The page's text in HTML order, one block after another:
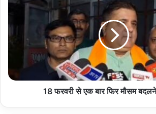
फरवरी
एक
बार
बदलने
के
18 फरवरी से एक बार फिर मौसम